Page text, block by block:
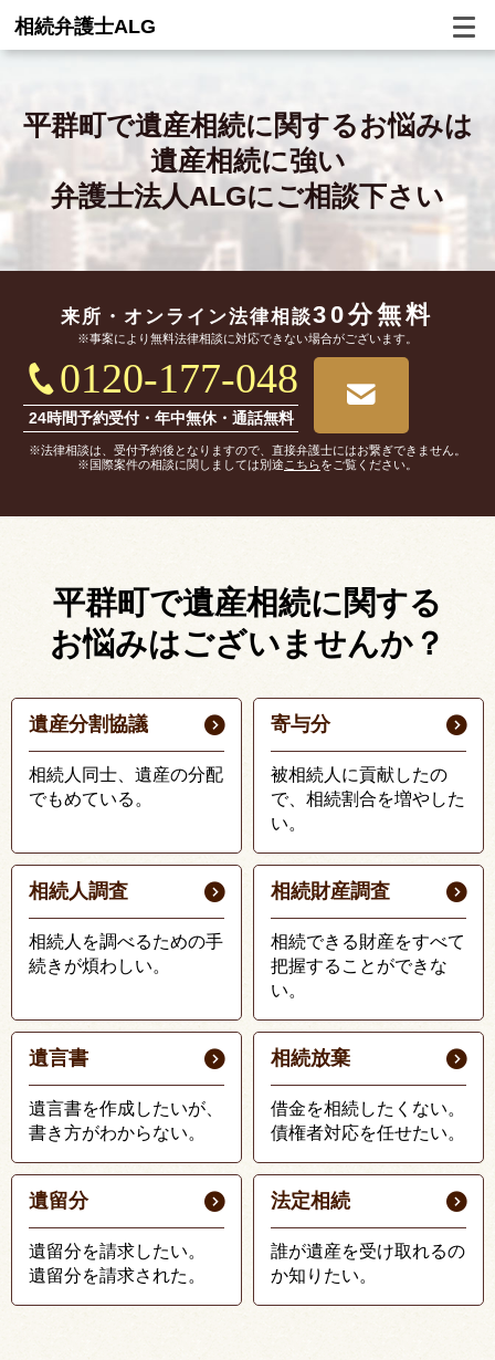
相続弁護士ALG
平群町で遺産相続に関するお悩みは
遺産相続に強い
弁護士法人ALGにご相談下さい
来所・オンライン法律相談30分無料
※事案により無料法律相談に対応できない場合がございます。
0120-177-048
24時間予約受付・年中無休・通話無料
※法律相談は、受付予約後となりますので、直接弁護士にはお繋ぎできません。
※国際案件の相談に関しましては別途 こちらをご覧ください。
平群町で遺産相続に関する
お悩みはございませんか？
遺産分割協議
相続人同士、遺産の分配
でもめている。
寄与分
被相続人に貢献したの
で、相続割合を増やした
い。
相続人調査
相続人を調べるための手
続きが煩わしい。
相続財産調査
相続できる財産をすべて
把握することができな
い。
遺言書
遺言書を作成したいが、
書き方がわからない。
相続放棄
借金を相続したくない。
債権者対応を任せたい。
遺留分
遺留分を請求したい。
遺留分を請求された。
法定相続
誰が遺産を受け取れるの
か知りたい。